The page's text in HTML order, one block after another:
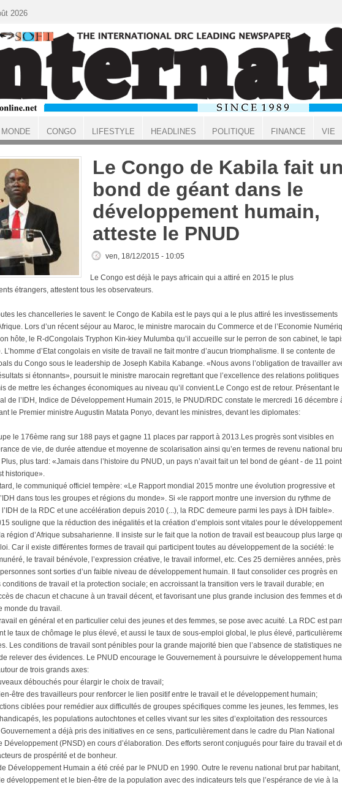
Le Congo de Kabila fait un
bond de géant dans le
développement humain,
atteste le PNUD
ven, 18/12/2015 - 10:05
Le Congo est déjà le pays africain qui a attiré en 2015 le plus
étrangers, attestent tous les observateurs.
les chancelleries le savent: le Congo de Kabila est le pays qui a le plus attiré les investissements
Lors d’un récent séjour au Maroc, le ministre marocain du Commerce et de l’Economie
hôte, le R-dCongolais Tryphon Kin-kiey Mulumba qu’il accueille sur le perron de son cabinet, le
L’homme d’Etat congolais en visite de travail ne fait montre d’aucun triomphalisme. Il se contente de
du Congo sous le leadership de Joseph Kabila Kabange. «Nous avons l’obligation de travailler
si étonnants», poursuit le ministre marocain regrettant que l’excellence des relations politiques
de mettre les échanges économiques au niveau qu’il convient.Le Congo est de retour. Présentant le
de l’IDH, Indice de Développement Humain 2015, le PNUD/RDC constate le mercredi 16 décembre
le Premier ministre Augustin Matata Ponyo, devant les ministres, devant les diplomates:
le 176ème rang sur 188 pays et gagne 11 places par rapport à 2013.Les progrès sont visibles en
de vie, de durée attendue et moyenne de scolarisation ainsi qu’en termes de revenu national
plus tard: «Jamais dans l’histoire du PNUD, un pays n’avait fait un tel bond de géant - de 11
historique».
le communiqué officiel tempère: «Le Rapport mondial 2015 montre une évolution progressive et
dans tous les groupes et régions du monde». Si «le rapport montre une inversion du rythme de
de la RDC et une accélération depuis 2010 (...), la RDC demeure parmi les pays à IDH faible».
souligne que la réduction des inégalités et la création d’emplois sont vitales pour le développement
région d’Afrique subsaharienne. Il insiste sur le fait que la notion de travail est beaucoup plus large
Car il existe différentes formes de travail qui participent toutes au développement de la société: le
le travail bénévole, l’expression créative, le travail informel, etc. Ces 25 dernières années, près
sont sorties d’un faible niveau de développement humain. Il faut consolider ces progrès en
de travail et la protection sociale; en accroissant la transition vers le travail durable; en
de chacun et chacune à un travail décent, et favorisant une plus grande inclusion des femmes et
monde du travail.
en général et en particulier celui des jeunes et des femmes, se pose avec acuité. La RDC est
le taux de chômage le plus élevé, et aussi le taux de sous-emploi global, le plus élevé,
Les conditions de travail sont pénibles pour la grande majorité bien que l’absence de statistiques ne
relever des évidences. Le PNUD encourage le Gouvernement à poursuivre le développement
de trois grands axes:
débouchés pour élargir le choix de travail;
être des travailleurs pour renforcer le lien positif entre le travail et le développement humain;
ciblées pour remédier aux difficultés de groupes spécifiques comme les jeunes, les femmes, les
les populations autochtones et celles vivant sur les sites d’exploitation des ressources
a déjà pris des initiatives en ce sens, particulièrement dans le cadre du Plan National
Développement (PNSD) en cours d’élaboration. Des efforts seront conjugués pour faire du travail et
de prospérité et de bonheur.
Développement Humain a été créé par le PNUD en 1990. Outre le revenu national brut par habitant,
le développement et le bien-être de la population avec des indicateurs tels que l’espérance de vie à la
2026
MONDE CONGO LIFESTYLE HEADLINES POLITIQUE FINANCE VIE